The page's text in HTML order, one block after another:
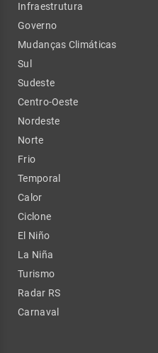
Infraestrutura
Governo
Mudanças Climáticas
Sul
Sudeste
Centro-Oeste
Nordeste
Norte
Frio
Temporal
Calor
Ciclone
El Niño
La Niña
Turismo
Radar RS
Carnaval